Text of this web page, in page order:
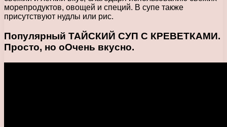
морепродуктов, овощей и специй. В супе также
присутствуют нудлы или рис.
Популярный ТАЙСКИЙ СУП С КРЕВЕТКАМИ.
Просто, но оОчень вкусно.